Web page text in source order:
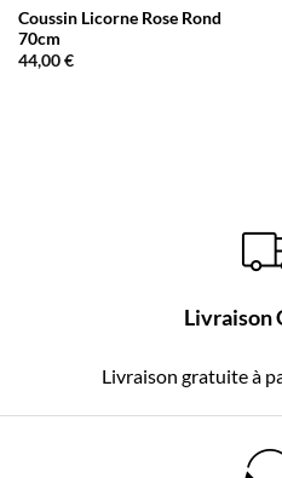
Coussin Licorne Rose Rond
70cm
44,00€
Livraison
Livraison gratuite à